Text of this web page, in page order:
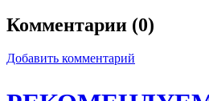
Комментарии (0)
Добавить комментарий